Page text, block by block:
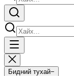
Бидний тухай−